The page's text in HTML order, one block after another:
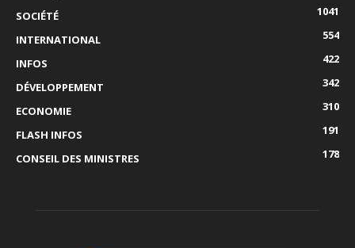
SOCIÉTÉ
1041
INTERNATIONAL
554
INFOS
422
DÉVELOPPEMENT
342
ECONOMIE
310
FLASH INFOS
191
CONSEIL DES MINISTRES
178